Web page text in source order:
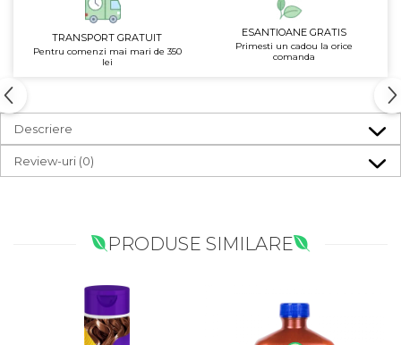
TRANSPORT GRATUIT
Pentru comenzi mai mari de 350
lei
ESANTIOANE GRATIS
Primesti un cadou la orice
comanda
Descriere
Review-uri (0)
PRODUSE SIMILARE